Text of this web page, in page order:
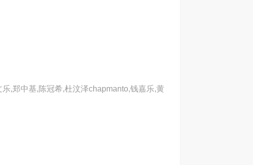
,郑中基,陈冠希,杜汶泽chapmanto,钱嘉乐,黄